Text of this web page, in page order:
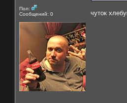
Пол:
Сообщений: 0
чуток